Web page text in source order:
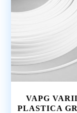
VAPG
PLASTICA